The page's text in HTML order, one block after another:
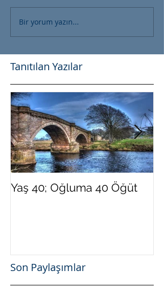
Bir yorum yazın...
Tanıtılan Yazılar
Yaş 40; Oğluma 40 Öğüt
Son Paylaşımlar